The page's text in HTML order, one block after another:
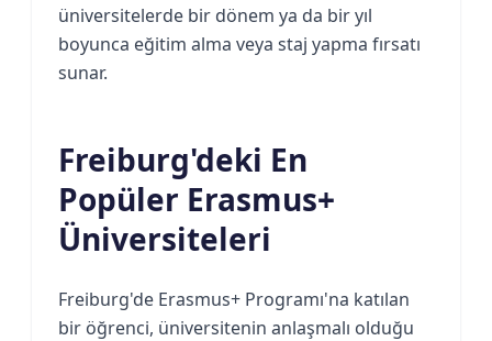
üniversitelerde bir dönem ya da bir yıl
boyunca eğitim alma veya staj yapma fırsatı
sunar.
Freiburg'deki En
Popüler Erasmus+
Üniversiteleri
Freiburg'de Erasmus+ Programı'na katılan
bir öğrenci, üniversitenin anlaşmalı olduğu